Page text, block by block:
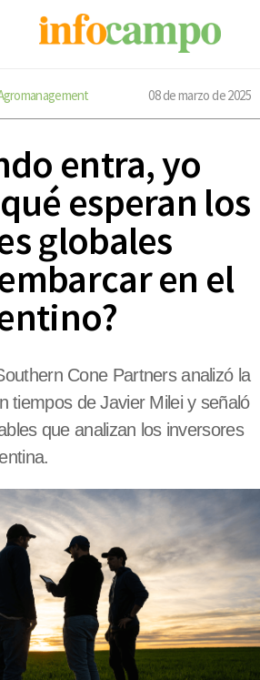
08 de marzo de 2025
entra, yo
esperan los
globales
en el
Cone Partners analizó la
tiempos de Javier Milei y señaló
que analizan los inversores